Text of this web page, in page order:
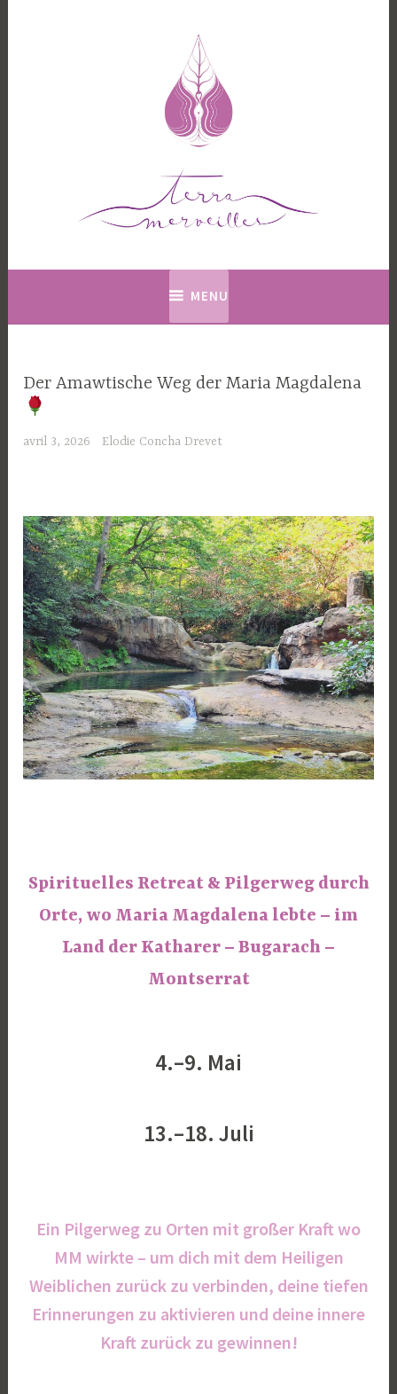
MENU
Der Amawtische Weg der Maria Magdalena
avril 3, 2026 Elodie Concha Drevet
Spirituelles Retreat & Pilgerweg durch
Orte, wo Maria Magdalena lebte – im
Land der Katharer – Bugarach –
Montserrat
4.–9. Mai
13.–18. Juli
Ein Pilgerweg zu Orten mit großer Kraft wo
MM wirkte – um dich mit dem Heiligen
Weiblichen zurück zu verbinden, deine tiefen
Erinnerungen zu aktivieren und deine innere
Kraft zurück zu gewinnen!